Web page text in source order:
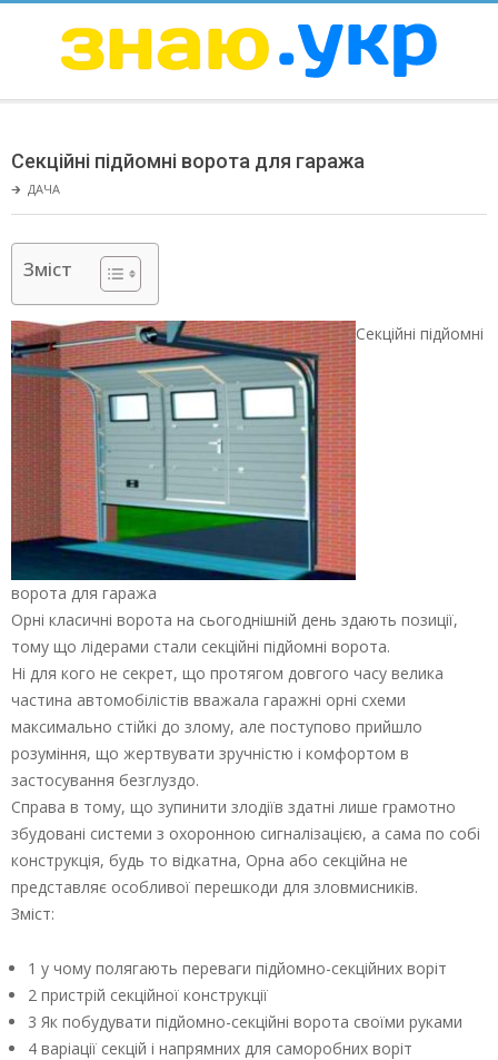
ЗНАЮ
Menu
Секційні підйомні ворота для гаража
🡲 ДАЧА
Зміст
Секційні підйомні
ворота для гаража
Орні класичні ворота на сьогоднішній день здають позиції,
тому що лідерами стали секційні підйомні ворота.
Ні для кого не секрет, що протягом довгого часу велика
частина автомобілістів вважала гаражні орні схеми
максимально стійкі до злому, але поступово прийшло
розуміння, що жертвувати зручністю і комфортом в
застосування безглуздо.
Справа в тому, що зупинити злодіїв здатні лише грамотно
збудовані системи з охоронною сигналізацією, а сама по собі
конструкція, будь то відкатна, Орна або секційна не
представляє особливої перешкоди для зловмисників.
Зміст:
1 у чому полягають переваги підйомно-секційних воріт
2 пристрій секційної конструкції
3 Як побудувати підйомно-секційні ворота своїми руками
4 варіації секцій і напрямних для саморобних воріт